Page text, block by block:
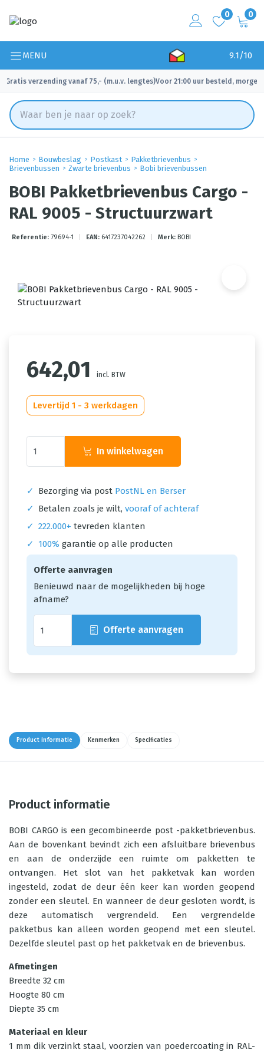
0 0
MENU 9.1/10
Gratis verzending vanaf 75,- (m.u.v. lengtes)
✓ Voor 21:00 uur besteld, morgen
Home Bouwbeslag Postkast
Pakketbrievenbus
Brievenbussen
Zwarte brievenbus Bobi brievenbussen
BOBI Pakketbrievenbus Cargo -
RAL 9005 - Structuurzwart
Referentie: 79694-1 EAN: 6417237042262 Merk: BOBI
642,01 incl. BTW
Levertijd 1 - 3 werkdagen
In winkelwagen
✓ Bezorging via post PostNL en Berser
✓
Betalen zoals je wilt, vooraf of achteraf
✓ 222.000+ tevreden klanten
✓
100% garantie op alle producten
Offerte aanvragen
Benieuwd naar de mogelijkheden bij hoge
afname?
Offerte aanvragen
Product informatie Kenmerken Specificaties
Product informatie
BOBI CARGO is een gecombineerde post -pakketbrievenbus.
Aan de bovenkant bevindt zich een afsluitbare brievenbus
en aan de onderzijde een ruimte om pakketten te
ontvangen. Het slot van het pakketvak kan worden
ingesteld, zodat de deur één keer kan worden geopend
zonder een sleutel. En wanneer de deur gesloten wordt, is
deze automatisch vergrendeld. Een vergrendelde
pakketbus kan alleen worden geopend met een sleutel.
Dezelfde sleutel past op het pakketvak en de brievenbus.
Afmetingen
Breedte 32 cm
Hoogte 80 cm
Diepte 35 cm
Materiaal en kleur
1 mm dik verzinkt staal, voorzien van poedercoating in RAL-